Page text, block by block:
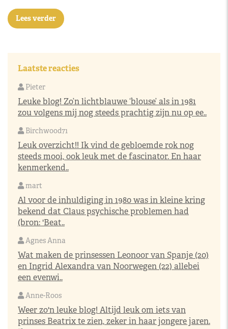
Lees verder
Laatste reacties
Pieter
Leuke blog! Zo’n lichtblauwe ‘blouse’ als in 1981
zou volgens mij nog steeds prachtig zijn nu op ee..
Birchwood71
Leuk overzicht!! Ik vind de gebloemde rok nog
steeds mooi, ook leuk met de fascinator. En haar
kenmerkend..
mart
Al voor de inhuldiging in 1980 was in kleine kring
bekend dat Claus psychische problemen had
(bron: 'Beat..
Agnes Anna
Wat maken de prinsessen Leonoor van Spanje (20)
en Ingrid Alexandra van Noorwegen (22) allebei
een evenwi..
Anne-Roos
Weer zo'n leuke blog! Altijd leuk om iets van
prinses Beatrix te zien, zeker in haar jongere jaren.